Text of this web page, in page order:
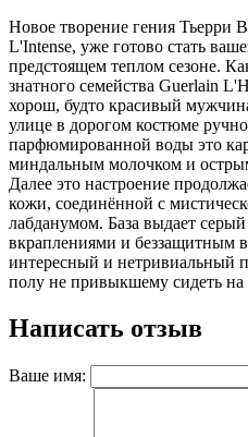
Новое творение гения Тьерри
L'Intense, уже готово стать
предстоящем теплом сезоне.
знатного семейства Guerlain
хорош, будто красивый
улице в дорогом костюме
парфюмированной воды это
миндальным молочком и
Далее это настроение
кожи, соединённой с
лабданумом. База выдает
вкраплениями и беззащитным
интересный и нетривиальный
полу не привыкшему сидеть на
Написать отзыв
Ваше имя: